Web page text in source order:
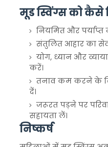
मूड स्विंग्स को कैसे
नियमित और पर्याप्त
संतुलित आहार का
योग, ध्यान और
करें।
तनाव कम करने के
दें।
जरूरत पड़ने पर
सहायता लें।
निष्कर्ष